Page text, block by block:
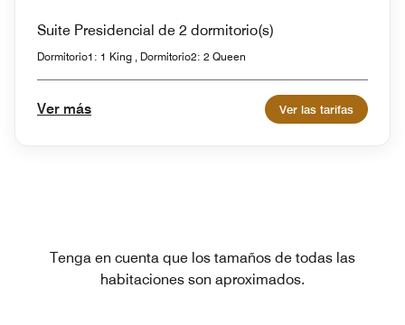
Suite Presidencial de 2 dormitorio(s)
Dormitorio1: 1 King , Dormitorio2: 2 Queen
Ver más Ver las tarifas
Tenga en cuenta que los tamaños de todas las
habitaciones son aproximados.